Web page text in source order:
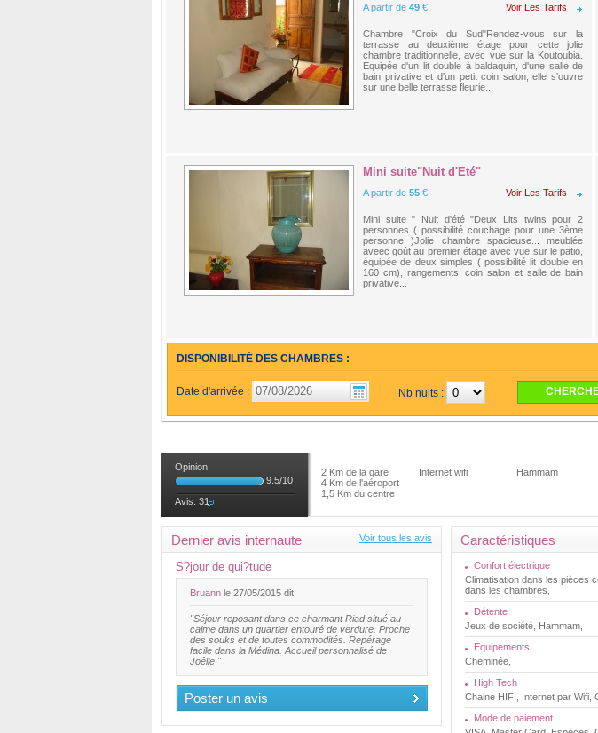
A partir de 49 € Voir Les Tarifs
Chambre "Croix du Sud"Rendez-vous sur la
terrasse au deuxième étage pour cette jolie
chambre traditionnelle, avec vue sur la Koutoubia.
Equipée d'un lit double à baldaquin, d'une salle de
bain privative et d'un petit coin salon, elle s'ouvre
sur une belle terrasse fleurie...
Mini suite"Nuit d'Eté"
A partir de 55 € Voir Les Tarifs
Mini suite " Nuit d'été "Deux Lits twins pour 2
personnes ( possibilité couchage pour une 3ème
personne )Jolie chambre spacieuse... meublée
aveec goût au premier étage avec vue sur le patio,
équipée de deux simples ( possibilité lit double en
160 cm), rangements, coin salon et salle de bain
privative...
DISPONIBILITÉ DES CHAMBRES :
Date d'arrivée : Nb nuits :
Opinion
9.5/10
Avis: 31
2 Km de la gare
4 Km de l'aéroport
1,5 Km du centre
Internet wifi Hammam
Caractéristiques
Confort électrique
Climatisation dans les pièces
dans les chambres,
Détente
Jeux de société, Hammam,
Equipements
Cheminée,
High Tech
Chaine HIFI, Internet par Wifi,
Mode de paiement
Dernier avis internaute Voir tous les avis
S?jour de qui?tude
Bruann le 27/05/2015 dit:
"Séjour reposant dans ce charmant Riad situé au
calme dans un quartier entouré de verdure. Proche
des souks et de toutes commodités. Repérage
facile dans la Médina. Accueil personnalisé de
Joêlle "
Poster un avis